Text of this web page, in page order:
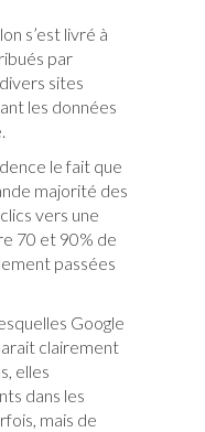
s’est livré à
par
sites
les données
le fait que
majorité des
vers une
70 et 90% de
passées
Google
clairement
elles
dans les
mais de